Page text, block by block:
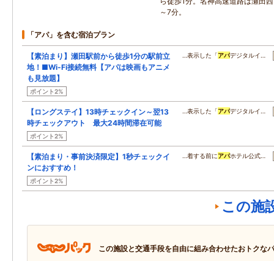
～7分。
「アパ」を含む宿泊プラン
【素泊まり】瀬田駅前から徒歩1分の駅前立
地！■Wi-Fi接続無料【アパは映画もアニメ
も見放題】
ポイント2%
…表示した「アパデジタルイ…
【ロングステイ】13時チェックイン～翌13
時チェックアウト 最大24時間滞在可能
ポイント2%
…表示した「アパデジタルイ…
【素泊まり・事前決済限定】1秒チェックイ
ンにおすすめ！
ポイント2%
…着する前にアパホテル公式…
この施
この施設と交通手段を自由に組み合わせたおトクな